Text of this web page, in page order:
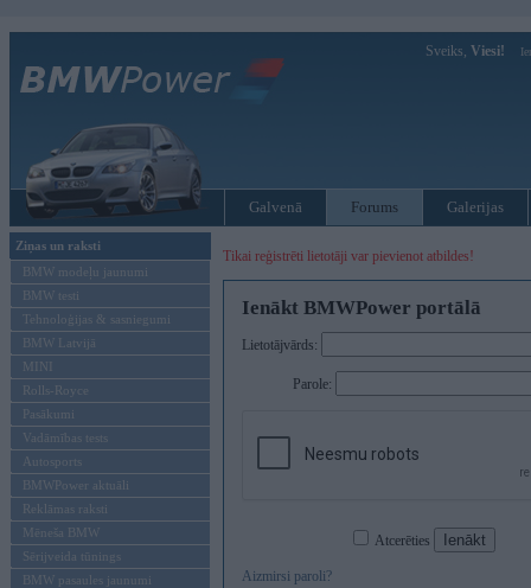
Sveiks, Viesi!
Galvenā Forums Galerijas
Ziņas un raksti
BMW modeļu jaunumi
BMW testi
Tehnoloģijas & sasniegumi
BMW Latvijā
MINI
Rolls-Royce
Pasākumi
Vadāmības tests
Autosports
BMWPower aktuāli
Reklāmas raksti
Mēneša BMW
Sērijveida tūnings
BMW pasaules jaunumi
Tikai reģistrēti lietotāji var pievienot atbildes!
Ienākt BMWPower portālā
Lietotājvārds:
Parole:
Atcerēties
Aizmirsi paroli?